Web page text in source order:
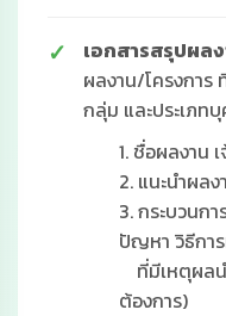
เอกสารสรุปผล
ผลงาน/โครงการ
กลุ่ม และประเภท
1. ชื่อผลงาน
2. แนะนำผล
3. กระบวนก
ปัญหา วิธีกา
ที่มีเหตุผล
ต้องการ)